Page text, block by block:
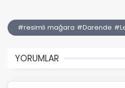
#resimli mağara #Darende
YORUMLAR